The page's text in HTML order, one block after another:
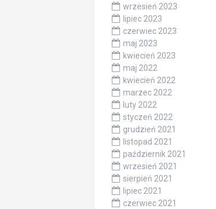
wrzesień 2023
lipiec 2023
czerwiec 2023
maj 2023
kwiecień 2023
maj 2022
kwiecień 2022
marzec 2022
luty 2022
styczeń 2022
grudzień 2021
listopad 2021
październik 2021
wrzesień 2021
sierpień 2021
lipiec 2021
czerwiec 2021